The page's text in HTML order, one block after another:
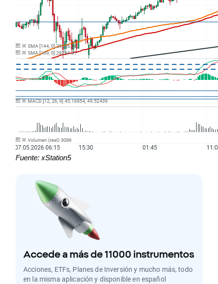
Fuente: xStation5
Accede a más de 11000 instrumentos
Acciones, ETFs, Planes de Inversión y mucho más, todo
en la misma aplicación y disponible en español